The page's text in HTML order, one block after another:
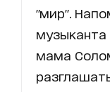
"мир".
музыканта
мама